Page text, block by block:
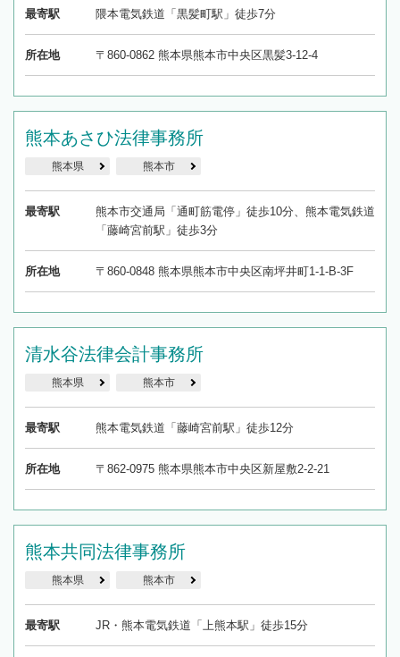
最寄駅 隈本電気鉄道「黒髪町駅」徒歩7分
所在地 〒860-0862 熊本県熊本市中央区黒髪3-12-4
熊本あさひ法律事務所
熊本県 熊本市
最寄駅
熊本市交通局「通町筋電停」徒歩10分、熊本電気鉄道
「藤崎宮前駅」徒歩3分
所在地 〒860-0848 熊本県熊本市中央区南坪井町1-1-B-3F
清水谷法律会計事務所
熊本県 熊本市
最寄駅 熊本電気鉄道「藤崎宮前駅」徒歩12分
所在地 〒862-0975 熊本県熊本市中央区新屋敷2-2-21
熊本共同法律事務所
熊本県 熊本市
最寄駅 JR・熊本電気鉄道「上熊本駅」徒歩15分